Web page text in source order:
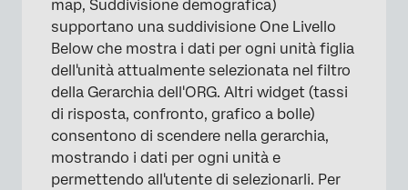
map, Suddivisione demografica)
supportano una suddivisione One Livello
Below che mostra i dati per ogni unità figlia
dell'unità attualmente selezionata nel filtro
della Gerarchia dell'ORG. Altri widget (tassi
di risposta, confronto, grafico a bolle)
consentono di scendere nella gerarchia,
mostrando i dati per ogni unità e
permettendo all'utente di selezionarli. Per